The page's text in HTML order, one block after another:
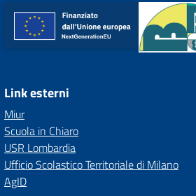
Link esterni
Miur
Scuola in Chiaro
USR Lombardia
Ufficio Scolastico Territoriale di Milano
AgID